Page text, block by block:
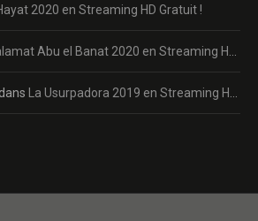
2020 en Streaming HD Gratuit !
Abu el Banat 2020 en Streaming HD Gratuit !
dans La Usurpadora 2019 en Streaming HD Gratuit !